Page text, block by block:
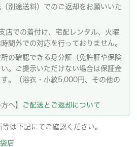
別途送料）でのご返却をお願いいた
店での着付け、宅配レンタル、火曜
間外での対応を行っておりません。
の確認できる身分証（免許証や保険
。ご提示いただけない場合は保証金
。（浴衣・小紋5,000円、その他の
へ】
ご配送とご返却について
は下記にてご確認ください。
店